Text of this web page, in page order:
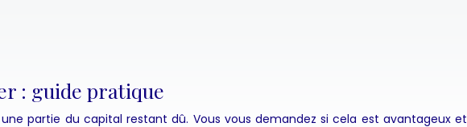
: guide pratique
partie du capital restant dû. Vous vous demandez si cela est avantageux et